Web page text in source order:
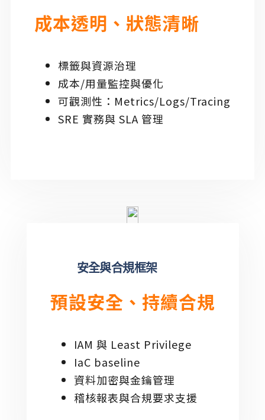
成本透明、狀態清晰
標籤與資源治理
成本/用量監控與優化
可觀測性：Metrics/Logs/Tracing
SRE 實務與 SLA 管理
預設安全、持續合規
安全與合規框架
IAM 與 Least Privilege
IaC baseline
資料加密與金鑰管理
稽核報表與合規要求支援